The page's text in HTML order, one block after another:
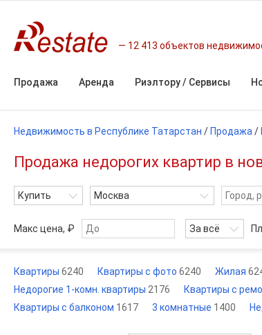
12 413 объектов
Продажа Аренда Риэлтору / Сервисы
Недвижимость в Республике Татарстан / Продажа /
Продажа недорогих квартир в
Купить Москва
Макс цена, ₽ За всё
Квартиры 6240 Квартиры с фото 6240 Жилая
Недорогие 1-комн. квартиры 2176 Квартиры с
Квартиры с балконом 1617 3 комнатные 1400